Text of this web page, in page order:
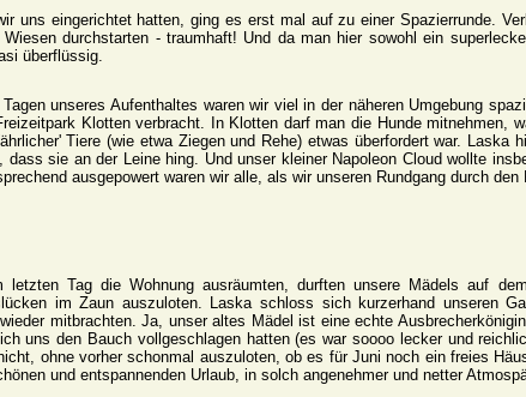
uns eingerichtet hatten, ging es erst mal auf zu einer Spazierrunde.
Wiesen durchstarten - traumhaft! Und da man hier sowohl ein
überflüssig.
unseres Aufenthaltes waren wir viel in der näheren Umgebung
Klotten verbracht. In Klotten darf man die Hunde mitnehmen,
Tiere (wie etwa Ziegen und Rehe) etwas überfordert war.
dass sie an der Leine hing. Und unser kleiner Napoleon Cloud wollte
ausgepowert waren wir alle, als wir unseren Rundgang durch den
letzten Tag die Wohnung ausräumten, durften unsere Mädels auf
im Zaun auszuloten. Laska schloss sich kurzerhand unseren
mitbrachten. Ja, unser altes Mädel ist eine echte
uns den Bauch vollgeschlagen hatten (es war soooo lecker und
ohne vorher schonmal auszuloten, ob es für Juni noch ein freies
und entspannenden Urlaub, in solch angenehmer und netter